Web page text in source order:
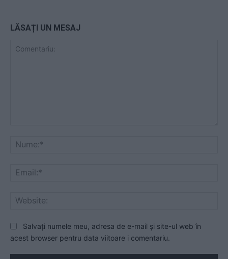
LĂSAȚI UN MESAJ
Salvați numele meu, adresa de e-mail și site-ul web în
acest browser pentru data viitoare i comentariu.